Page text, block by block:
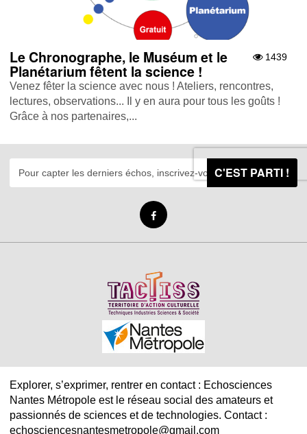
1439
Le Chronographe, le Muséum et le
Planétarium fêtent la science !
Venez fêter la science avec nous ! Ateliers, rencontres,
lectures, observations... Il y en aura pour tous les goûts !
Grâce à nos partenaires,...
C'EST PARTI !
Explorer, s’exprimer, rentrer en contact : Echosciences
Nantes Métropole est le réseau social des amateurs et
passionnés de sciences et de technologies. Contact :
echosciencesnantesmetropole@gmail.com